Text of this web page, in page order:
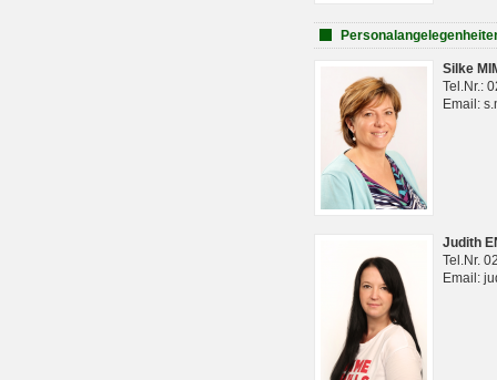
Silke
Tel.Nr.:
Email:
Judith
Tel.Nr.
Email: